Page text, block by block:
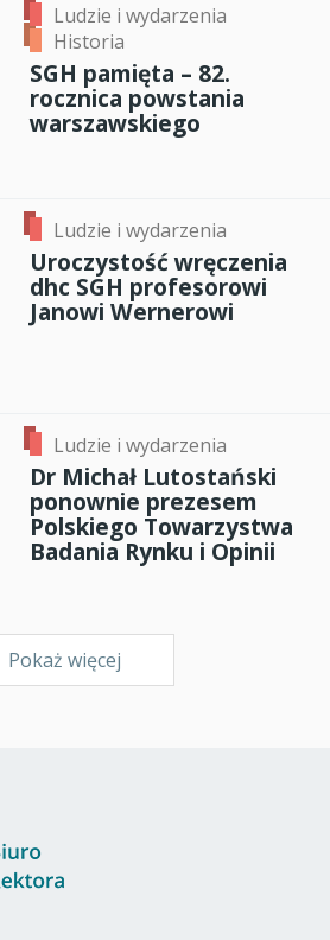
Ludzie i wydarzenia
Historia
SGH pamięta – 82.
rocznica powstania
warszawskiego
Ludzie i wydarzenia
Uroczystość wręczenia
dhc SGH profesorowi
Janowi Wernerowi
Ludzie i wydarzenia
Dr Michał Lutostański
ponownie prezesem
Polskiego Towarzystwa
Badania Rynku i Opinii
Pokaż więcej